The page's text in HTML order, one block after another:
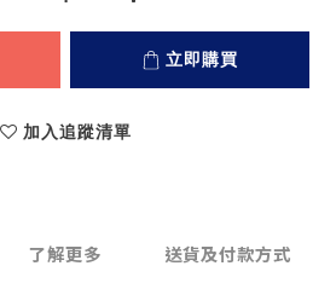
立即購買
加入追蹤清單
了解更多 送貨及付款方式